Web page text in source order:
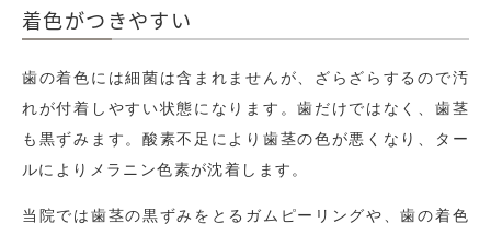
着色がつきやすい
歯の着色には細菌は含まれませんが、ざらざらするので汚
れが付着しやすい状態になります。歯だけではなく、歯茎
も黒ずみます。酸素不足により歯茎の色が悪くなり、ター
ルによりメラニン色素が沈着します。
当院では歯茎の黒ずみをとるガムピーリングや、歯の着色